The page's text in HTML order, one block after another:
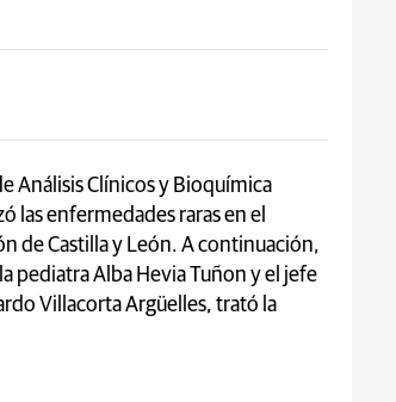
Análisis Clínicos y Bioquímica
las enfermedades raras en el
de Castilla y León. A continuación,
pediatra Alba Hevia Tuñon y el jefe
Villacorta Argüelles, trató la